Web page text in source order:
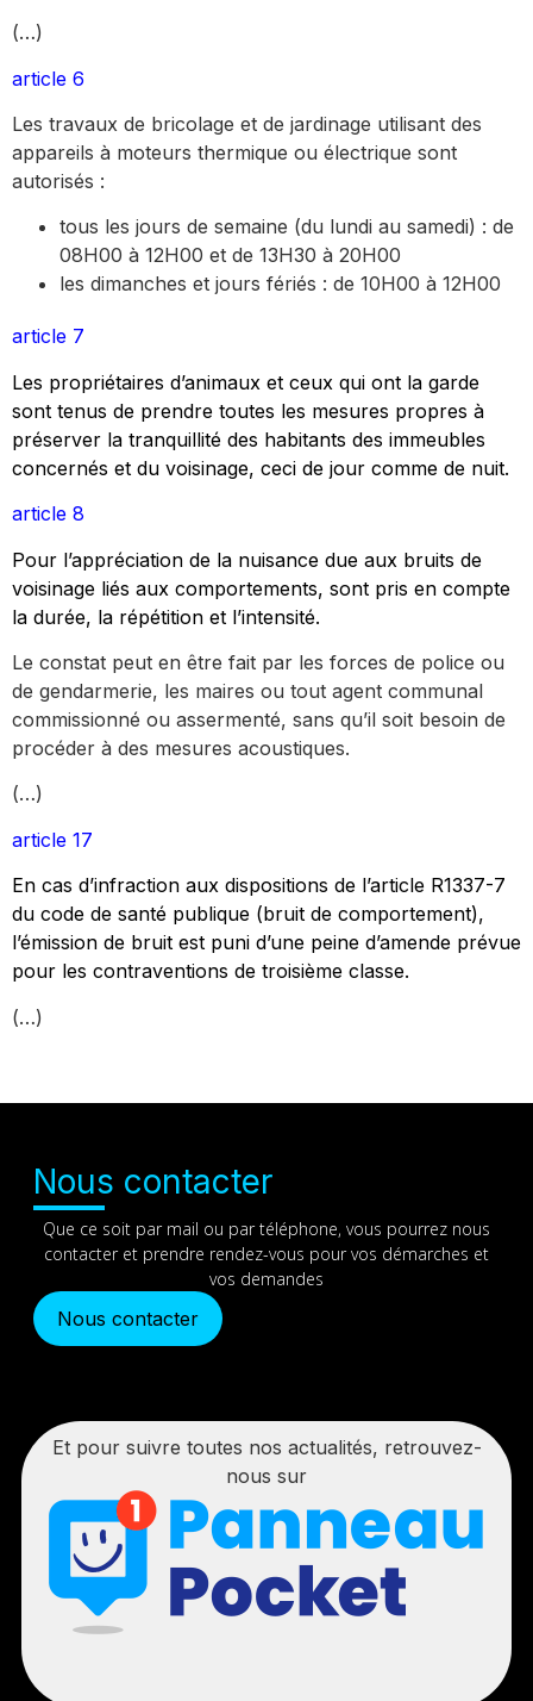
(…)
article 6
Les travaux de bricolage et de jardinage utilisant des
appareils à moteurs thermique ou électrique sont
autorisés :
tous les jours de semaine (du lundi au samedi) : de
08H00 à 12H00 et de 13H30 à 20H00
les dimanches et jours fériés : de 10H00 à 12H00
article 7
Les propriétaires d’animaux et ceux qui ont la garde
sont tenus de prendre toutes les mesures propres à
préserver la tranquillité des habitants des immeubles
concernés et du voisinage, ceci de jour comme de nuit.
article 8
Pour l’appréciation de la nuisance due aux bruits de
voisinage liés aux comportements, sont pris en compte
la durée, la répétition et l’intensité.
Le constat peut en être fait par les forces de police ou
de gendarmerie, les maires ou tout agent communal
commissionné ou assermenté, sans qu’il soit besoin de
procéder à des mesures acoustiques.
(…)
article 17
En cas d’infraction aux dispositions de l’article R1337-7
du code de santé publique (bruit de comportement),
l’émission de bruit est puni d’une peine d’amende prévue
pour les contraventions de troisième classe.
(…)
Nous contacter
Que ce soit par mail ou par téléphone, vous pourrez nous
contacter et prendre rendez-vous pour vos démarches et
vos demandes
Nous contacter
Et pour suivre toutes nos actualités, retrouvez-
nous sur